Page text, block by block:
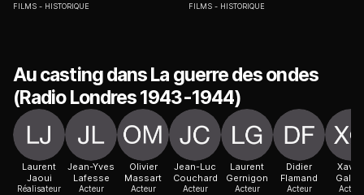
FILMS HISTORIQUE FILMS HISTORIQUE
Au casting dans La guerre des ondes
(Radio Londres 1943-1944)
Laurent
Jaoui
Réalisateur
Jean-Yves
Lafesse
Acteur
Olivier
Massart
Acteur
Jean-Luc
Couchard
Acteur
Laurent
Gernigon
Acteur
Didier
Flamand
Acteur
Xavier
Acteur